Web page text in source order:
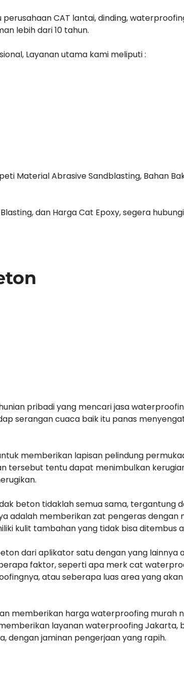
CAT lantai, dinding,
lebih dari 10 tahun.
Layanan utama kami meliputi :
Material Abrasive Sandblasting, Bahan
dan Harga Cat Epoxy, segera
pribadi yang mencari jasa
serangan cuaca baik itu panas
memberikan lapisan pelindung
tersebut tentu dapat menimbulkan
beton tidaklah semua sama, tergantung
adalah memberikan zat pengeras dengan
kulit tambahan yang tidak bisa ditembus
dari aplikator satu dengan yang lainnya
faktor, seperti apa merk cat
atau seberapa luas area yang akan
memberikan harga waterproofing murah
layanan waterproofing Jakarta,
dengan jaminan pengerjaan yang rapih.